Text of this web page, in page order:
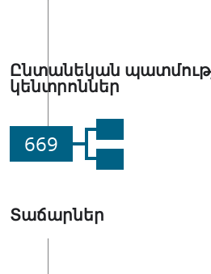
Ընտանեկան
կենտրոններ
669
Տաճարներ